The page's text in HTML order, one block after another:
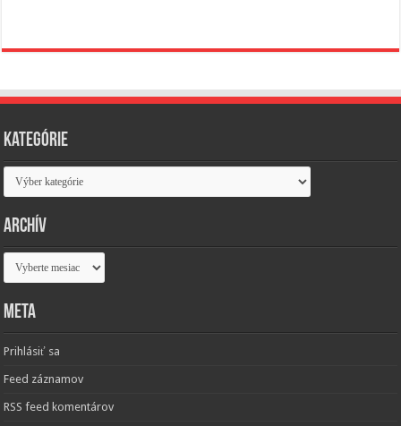
Kategórie
Kategórie
Archív
Archív
Meta
Prihlásiť sa
Feed záznamov
RSS feed komentárov